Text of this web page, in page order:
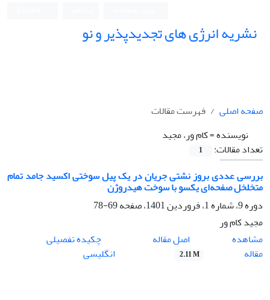
نشریه انرژی های تجدیدپذیر و نو
صفحه اصلی
فهرست مقالات
نویسنده =کام ور، مجید
تعداد مقالات:
1
بررسی عددی بروز نشتی جریان در یک پیل سوختی اکسید جامد تمام
متخلخل صفحه‌ای یکسو با سوخت هیدروژن
دوره 9، شماره 1، فروردین 1401، صفحه
69-78
مجید کام ور
مشاهده
مقاله
اصل مقاله
2.11 M
چکیده تفصیلی
انگلیسی